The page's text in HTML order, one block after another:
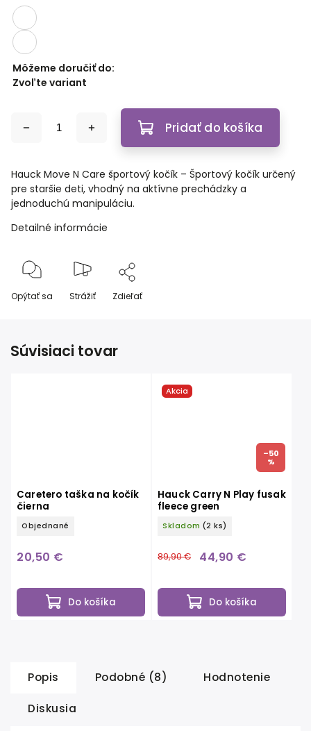
Môžeme doručiť do:
Zvoľte variant
Pridať do košíka
Hauck Move N Care športový kočík – Športový kočík určený
pre staršie deti, vhodný na aktívne prechádzky a
jednoduchú manipuláciu.
Detailné informácie
Opýtať sa Strážiť Zdieľať
Súvisiaci tovar
Caretero taška na kočík
čierna
Objednané
20,50 €
Do košíka
Akcia
–50
%
Hauck Carry N Play fusak
fleece green
Skladom (2 ks)
89,90 € 44,90 €
Do košíka
Popis Podobné (8) Hodnotenie
Diskusia